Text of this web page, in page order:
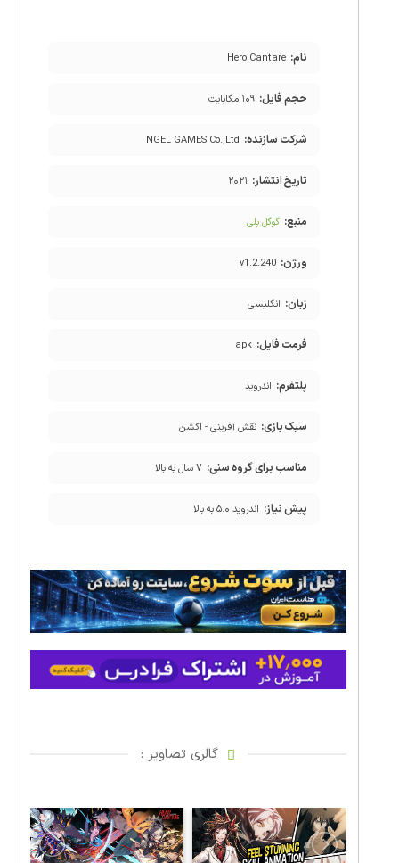
نام: Hero Cantare
حجم فایل: ۱۰۹ مگابایت
شرکت سازنده: NGEL GAMES Co.,Ltd
تاریخ انتشار: ۲۰۲۱
منبع: گوگل پلی
ورژن: v1.2.240
زبان: انگلیسی
فرمت فایل: apk
پلتفرم: اندروید
سبک بازی: نقش آفرینی - اکشن
مناسب برای گروه سنی: ۷ سال به بالا
پیش نیاز: اندروید ۵.۰ به بالا
گالری تصاویر :